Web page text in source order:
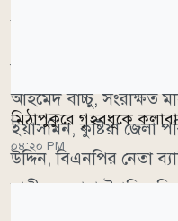
আহমেদ বাচ্চু, সংরক্ষিত
ইয়াসমিন, কুষ্টিয়া জেলা
উদ্দিন, বিএনপির নেতা
স্থানীয় নেতারা উপস্থিত
মিঠাপুকুরে গৃহবধূকে
০৪:২০ PM